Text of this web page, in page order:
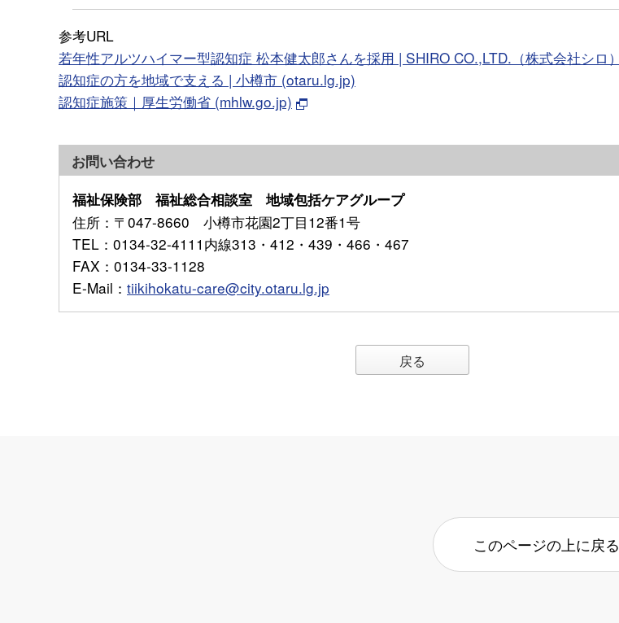
参考URL
若年性アルツハイマー型認知症 松本健太郎さんを採用 | SHIRO CO.,LTD.（株式会社シロ）
認知症の方を地域で支える | 小樽市 (otaru.lg.jp)
認知症施策｜厚生労働省 (mhlw.go.jp)
お問い合わせ
福祉保険部 福祉総合相談室 地域包括ケアグループ
住所 ：〒047-8660 小樽市花園2丁目12番1号
TEL ：0134-32-4111内線313・412・439・466・467
FAX ：0134-33-1128
E-Mail ： tiikihokatu-care@city.otaru.lg.jp
戻る
このページの上に戻る